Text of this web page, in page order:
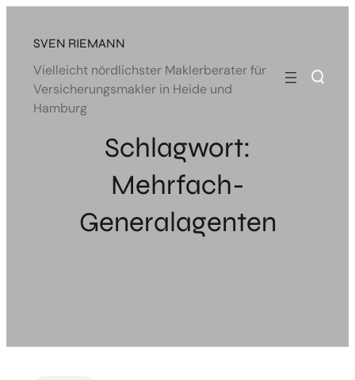
springen
SVEN RIEMANN
Vielleicht nördlichster Maklerberater für
Versicherungsmakler in Heide und
Hamburg
Schlagwort:
Mehrfach-
Generalagenten